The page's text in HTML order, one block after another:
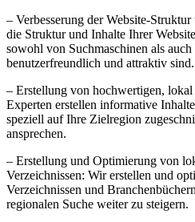
– Verbesserung der Website-
die Struktur und Inhalte Ihrer
sowohl von Suchmaschinen als
benutzerfreundlich und attraktiv sind.
– Erstellung von hochwertigen, lokal
Experten erstellen informative
speziell auf Ihre Zielregion
ansprechen.
– Erstellung und Optimierung von
Verzeichnissen: Wir erstellen und
Verzeichnissen und
regionalen Suche weiter zu steigern.